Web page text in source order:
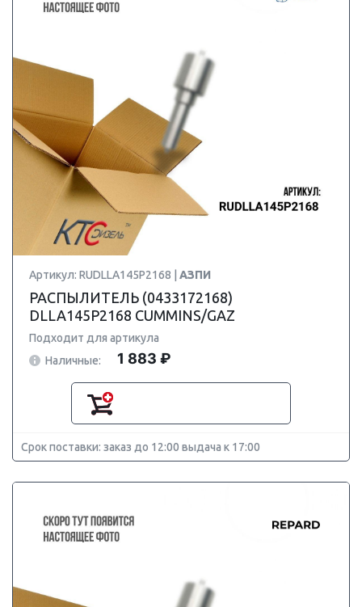
Артикул: RUDLLA145P2168 | АЗПИ
РАСПЫЛИТЕЛЬ (0433172168)
DLLA145P2168 CUMMINS/GAZ
Подходит для артикула
Наличные:
1 883 ₽
Срок поставки: заказ до 12:00 выдача к 17:00